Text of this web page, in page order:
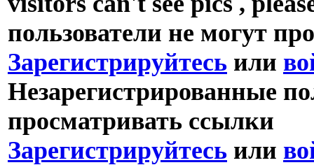
пользователи не могут
Зарегистрируйтесь или
Незарегистрированные
просматривать ссылки
Зарегистрируйтесь или